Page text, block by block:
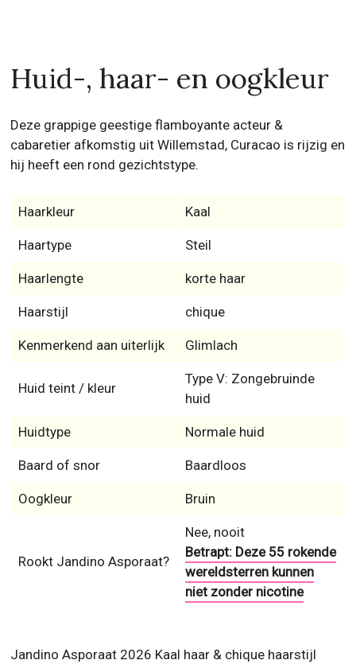
Huid-, haar- en oogkleur
Deze grappige geestige flamboyante acteur &
cabaretier afkomstig uit Willemstad, Curacao is rijzig en
hij heeft een rond gezichtstype.
Haarkleur Kaal
Haartype Steil
Haarlengte korte haar
Haarstijl chique
Kenmerkend aan uiterlijk Glimlach
Huid teint / kleur
Type V: Zongebruinde
huid
Huidtype Normale huid
Baard of snor Baardloos
Oogkleur Bruin
Rookt Jandino Asporaat?
Nee, nooit
Betrapt: Deze 55 rokende
wereldsterren kunnen
niet zonder nicotine
Jandino Asporaat 2026 Kaal haar & chique haarstijl